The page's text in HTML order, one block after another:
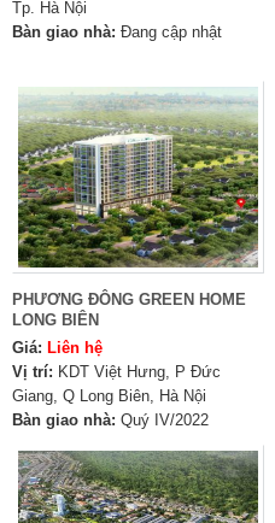
Tp. Hà Nội
Bàn giao nhà: Đang cập nhật
PHƯƠNG ĐÔNG GREEN HOME
LONG BIÊN
Giá: Liên hệ
Vị trí: KDT Việt Hưng, P Đức
Giang, Q Long Biên, Hà Nội
Bàn giao nhà: Quý IV/2022